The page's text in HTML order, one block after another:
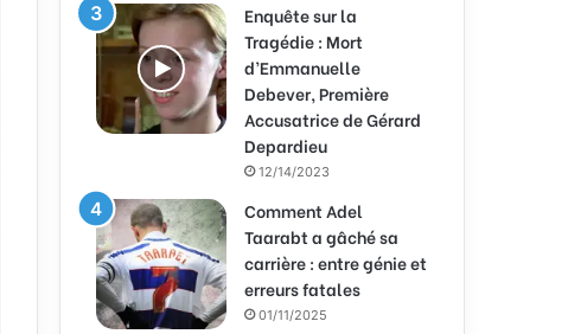
Enquête sur la
Tragédie : Mort
d’Emmanuelle
Debever, Première
Accusatrice de Gérard
Depardieu
12/14/2023
Comment Adel
Taarabt a gâché sa
carrière : entre génie et
erreurs fatales
01/11/2025